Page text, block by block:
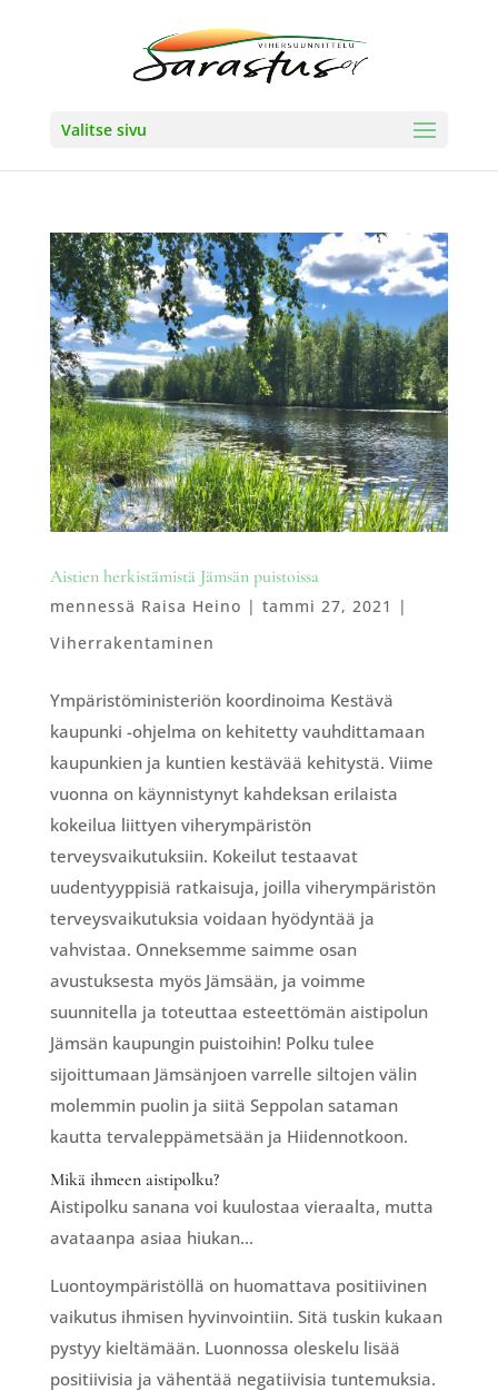
Valitse sivu
Aistien herkistämistä Jämsän puistoissa
mennessä Raisa Heino | tammi 27, 2021
|
Viherrakentaminen
Ympäristöministeriön koordinoima Kestävä
kaupunki -ohjelma on kehitetty vauhdittamaan
kaupunkien ja kuntien kestävää kehitystä. Viime
vuonna on käynnistynyt kahdeksan erilaista
kokeilua liittyen viherympäristön
terveysvaikutuksiin. Kokeilut testaavat
uudentyyppisiä ratkaisuja, joilla viherympäristön
terveysvaikutuksia voidaan hyödyntää ja
vahvistaa. Onneksemme saimme osan
avustuksesta myös Jämsään, ja voimme
suunnitella ja toteuttaa esteettömän aistipolun
Jämsän kaupungin puistoihin! Polku tulee
sijoittumaan Jämsänjoen varrelle siltojen välin
molemmin puolin ja siitä Seppolan sataman
kautta tervaleppämetsään ja Hiidennotkoon.
Mikä ihmeen aistipolku?
Aistipolku sanana voi kuulostaa vieraalta, mutta
avataanpa asiaa hiukan…
Luontoympäristöllä on huomattava positiivinen
vaikutus ihmisen hyvinvointiin. Sitä tuskin kukaan
pystyy kieltämään. Luonnossa oleskelu lisää
positiivisia ja vähentää negatiivisia tuntemuksia.